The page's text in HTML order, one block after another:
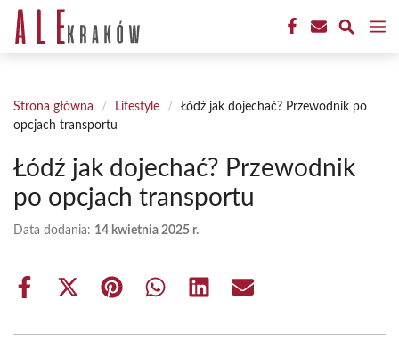
Przejdź
treści
Strona główna / Lifestyle /
Łódź jak dojechać? Przewodnik po
opcjach transportu
Łódź jak dojechać? Przewodnik
po opcjach transportu
Data dodania: 14 kwietnia 2025 r.
Share
Share
(Twitter)
Share Share Share Share